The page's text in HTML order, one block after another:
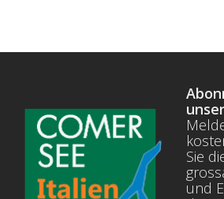
Sie
und